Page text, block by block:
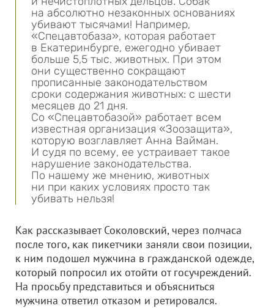
на абсолютно незаконных основаниях
убивают тысячами! Например,
«Спецавтобаза», которая работает
в Екатеринбурге, ежегодно убивает
больше 5,5 тыс. животных. При этом
они существенно сокращают
прописанные законодательством
сроки содержания животных: с шести
месяцев до 21 дня.
Со «Спецавтобазой» работает всем
известная организация «Зоозащита»,
которую возглавляет Анна Вайман.
И судя по всему, ее устраивает такое
нарушение законодательства.
По нашему же мнению, животных
ни при каких условиях просто так
убивать нельзя!
Как рассказывает Соколовский, через полчаса
после того, как пикетчики заняли свои позиции,
к ним подошел мужчина в гражданской одежде,
который попросил их отойти от госучреждений.
На просьбу представиться и объясниться
мужчина ответил отказом и ретировался.